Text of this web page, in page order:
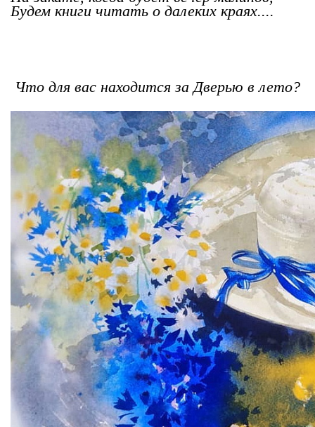
Будем книги читать о далеких краях....
Что для вас находится за Дверью в лето?